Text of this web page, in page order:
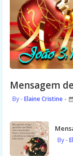
Mensagem
Elaine Cristine